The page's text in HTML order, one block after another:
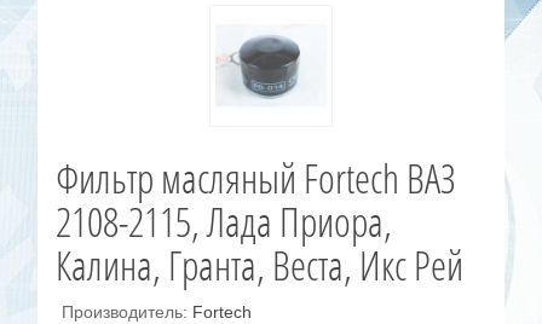
Фильтр масляный Fortech ВАЗ
2108-2115, Лада Приора,
Калина, Гранта, Веста, Икс Рей
Производитель: Fortech